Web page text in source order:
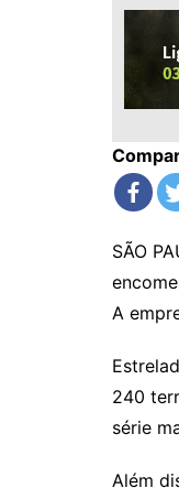
SÃO
A
240
série
Além